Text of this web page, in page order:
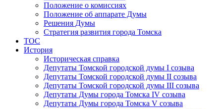
Положение о комиссиях
Положение об аппарате Думы
Решения Думы
Стратегия развития города Томска
ТОС
История
Историческая справка
Депутаты Томской городской думы I созыва
Депутаты Томской городской думы II созыва
Депутаты Томской городской думы III созыва
Депутаты Думы города Томска IV созыва
Депутаты Думы города Томска V созыва